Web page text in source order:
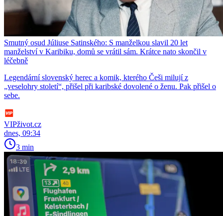
Smutný osud Júliuse Satinského: S manželkou slavil 20 let
manželství v Karibiku, domů se vrátil sám. Krátce nato skončil v
léčebně
Legendární slovenský herec a komik, kterého Češi milují z
„veselohry století“, přišel při karibské dovolené o ženu. Pak přišel o
sebe.
VIPživot.cz
dnes, 09:34
3 min